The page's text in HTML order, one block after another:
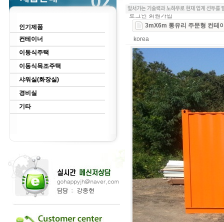
인기제품
컨테이너
이동식주택
이동식목조주택
샤워실(화장실)
경비실
기타
로그인 회원가입
3mX6m 통유리 주문형 컨테
korea